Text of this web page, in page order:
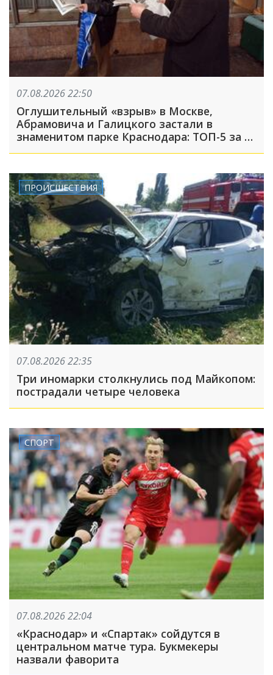
07.08.2026 22:50
Оглушительный «взрыв» в Москве,
Абрамовича и Галицкого застали в
знаменитом парке Краснодара: ТОП-5 за 7
ПРОИСШЕСТВИЯ
07.08.2026 22:35
Три иномарки столкнулись под Майкопом:
пострадали четыре человека
СПОРТ
07.08.2026 22:04
«Краснодар» и «Спартак» сойдутся в
центральном матче тура. Букмекеры
назвали фаворита